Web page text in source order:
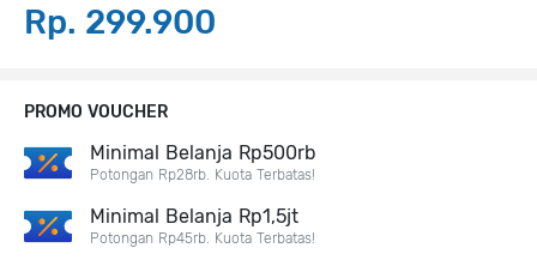
Rp. 299.900
PROMO VOUCHER
Minimal Belanja Rp500rb
Potongan Rp28rb. Kuota Terbatas!
Minimal Belanja Rp1,5jt
Potongan Rp45rb. Kuota Terbatas!